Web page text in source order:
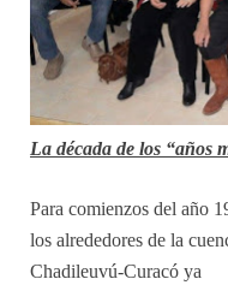
La década de los “años
Para comienzos del año
los alrededores de la
Chadileuvú-Curacó ya